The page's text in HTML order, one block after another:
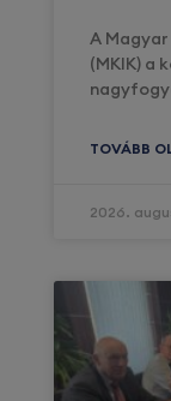
A
(MKIK) a
TOVÁBB
2026.